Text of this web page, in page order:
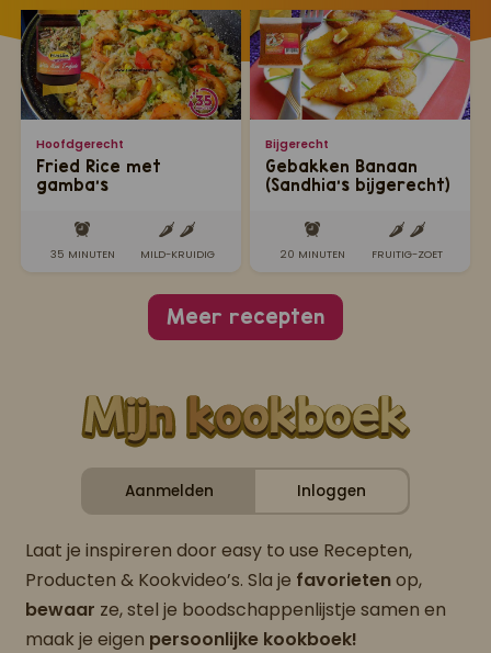
Hoofdgerecht
Fried Rice met
gamba’s
35 MINUTEN MILD-KRUIDIG
Bijgerecht
Gebakken Banaan
(Sandhia's bijgerecht)
20 MINUTEN FRUITIG-ZOET
Meer recepten
Aanmelden Inloggen
Laat je inspireren door easy to use Recepten,
Producten & Kookvideo’s. Sla je favorietenop,
bewaar ze, stel je boodschappenlijstje samen en
maak je eigen persoonlijke kookboek!